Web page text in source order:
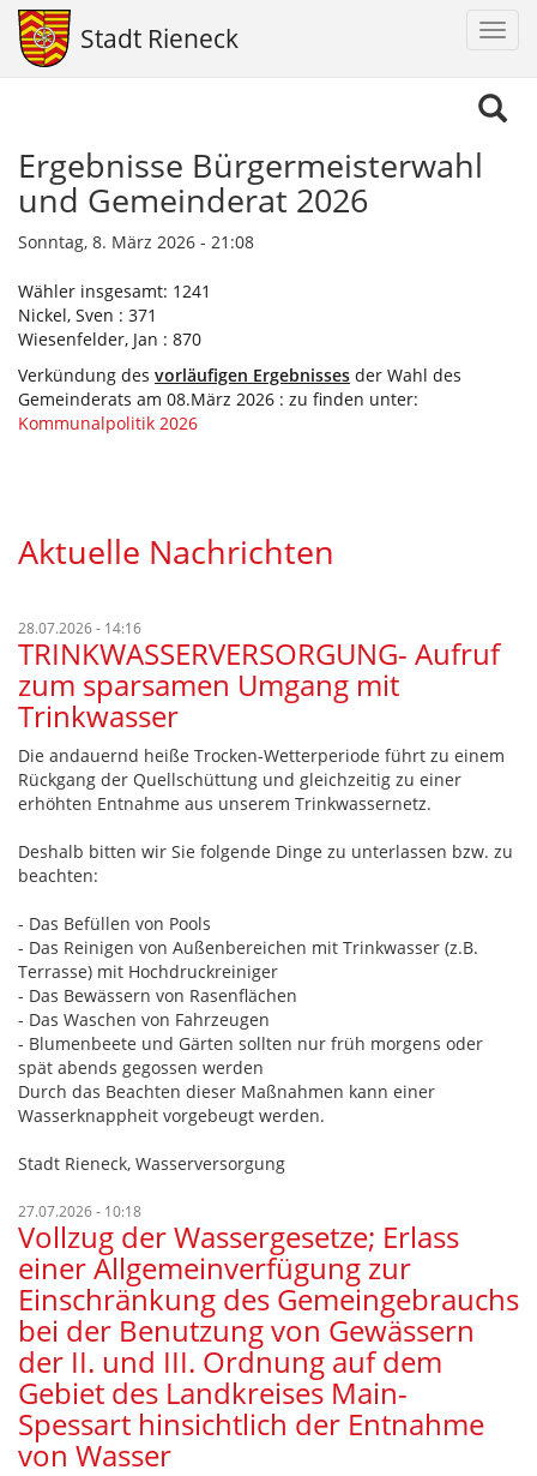
Stadt Rieneck
Ergebnisse Bürgermeisterwahl
und Gemeinderat 2026
Sonntag, 8. März 2026 - 21:08
Wähler insgesamt: 1241
Nickel, Sven : 371
Wiesenfelder, Jan : 870
Verkündung des vorläufigen Ergebnisses der Wahl des
Gemeinderats am 08.März 2026 : zu finden unter:
Kommunalpolitik 2026
Aktuelle Nachrichten
28.07.2026 - 14:16
TRINKWASSERVERSORGUNG- Aufruf
zum sparsamen Umgang mit
Trinkwasser
Die andauernd heiße Trocken-Wetterperiode führt zu einem
Rückgang der Quellschüttung und gleichzeitig zu einer
erhöhten Entnahme aus unserem Trinkwassernetz.
Deshalb bitten wir Sie folgende Dinge zu unterlassen bzw. zu
beachten:
- Das Befüllen von Pools
- Das Reinigen von Außenbereichen mit Trinkwasser (z.B.
Terrasse) mit Hochdruckreiniger
- Das Bewässern von Rasenflächen
- Das Waschen von Fahrzeugen
- Blumenbeete und Gärten sollten nur früh morgens oder
spät abends gegossen werden
Durch das Beachten dieser Maßnahmen kann einer
Wasserknappheit vorgebeugt werden.
Stadt Rieneck, Wasserversorgung
27.07.2026 - 10:18
Vollzug der Wassergesetze; Erlass
einer Allgemeinverfügung zur
Einschränkung des Gemeingebrauchs
bei der Benutzung von Gewässern
der II. und III. Ordnung auf dem
Gebiet des Landkreises Main-
Spessart hinsichtlich der Entnahme
von Wasser